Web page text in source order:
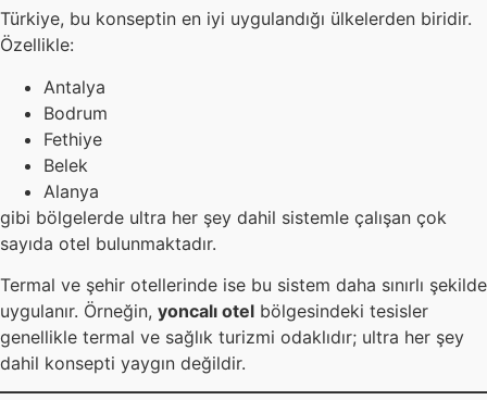
Türkiye, bu konseptin en iyi uygulandığı ülkelerden biridir.
Özellikle:
Antalya
Bodrum
Fethiye
Belek
Alanya
gibi bölgelerde ultra her şey dahil sistemle çalışan çok
sayıda otel bulunmaktadır.
Termal ve şehir otellerinde ise bu sistem daha sınırlı şekilde
uygulanır. Örneğin, yoncalı otel bölgesindeki tesisler
genellikle termal ve sağlık turizmi odaklıdır; ultra her şey
dahil konsepti yaygın değildir.